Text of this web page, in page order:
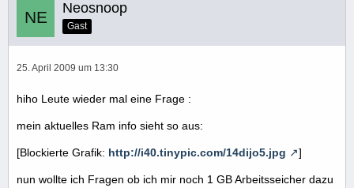
Neosnoop
Gast
25. April 2009 um 13:30
hiho Leute wieder mal eine Frage :
mein aktuelles Ram info sieht so aus:
[Blockierte Grafik: http://i40.tinypic.com/14dijo5.jpg ]
nun wollte ich Fragen ob ich mir noch 1 GB Arbeitsseicher dazu